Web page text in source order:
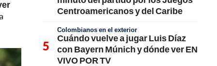
Centroamericanos y del Caribe
Colombianos en el exterior
Cuándo vuelve a jugar Luis Díaz
con Bayern Múnich y dónde ver EN
VIVO POR TV